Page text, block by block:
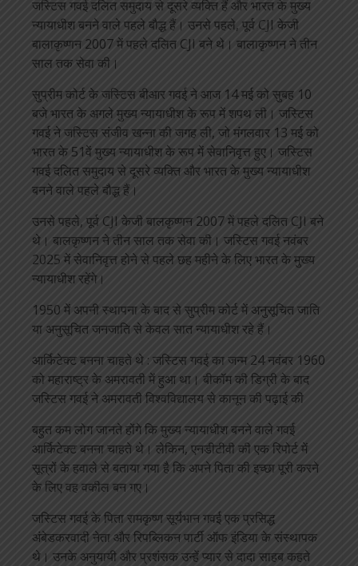
जस्टिस गवई दलित समुदाय से दूसरे व्यक्ति हैं और भारत के मुख्य
न्यायाधीश बनने वाले पहले बौद्ध हैं। उनसे पहले, पूर्व CJI केजी
बालाकृष्णन 2007 में पहले दलित CJI बने थे। बालाकृष्णन ने तीन
साल तक सेवा की।
सुप्रीम कोर्ट के जस्टिस बीआर गवई ने आज 14 मई को सुबह 10
बजे भारत के अगले मुख्य न्यायाधीश के रूप में शपथ ली। जस्टिस
गवई ने जस्टिस संजीव खन्ना की जगह ली, जो मंगलवार 13 मई को
भारत के 51वें मुख्य न्यायाधीश के रूप में सेवानिवृत्त हुए। जस्टिस
गवई दलित समुदाय से दूसरे व्यक्ति और भारत के मुख्य न्यायाधीश
बनने वाले पहले बौद्ध हैं।
उनसे पहले, पूर्व CJI केजी बालकृष्णन 2007 में पहले दलित CJI बने
थे। बालकृष्णन ने तीन साल तक सेवा की। जस्टिस गवई नवंबर
2025 में सेवानिवृत्त होने से पहले छह महीने के लिए भारत के मुख्य
न्यायाधीश रहेंगे।
1950 में अपनी स्थापना के बाद से सुप्रीम कोर्ट में अनुसूचित जाति
या अनुसूचित जनजाति से केवल सात न्यायाधीश रहे हैं।
आर्किटेक्ट बनना चाहते थे : जस्टिस गवई का जन्म 24 नवंबर 1960
को महाराष्ट्र के अमरावती में हुआ था। बीकॉम की डिग्री के बाद
जस्टिस गवई ने अमरावती विश्वविद्यालय से कानून की पढ़ाई की
बहुत कम लोग जानते होंगे कि मुख्य न्यायाधीश बनने वाले गवई
आर्किटेक्ट बनना चाहते थे। लेकिन, एनडीटीवी की एक रिपोर्ट में
सूत्रों के हवाले से बताया गया है कि अपने पिता की इच्छा पूरी करने
के लिए वह वकील बन गए।
जस्टिस गवई के पिता रामकृष्ण सूर्यभान गवई एक प्रसिद्ध
अंबेडकरवादी नेता और रिपब्लिकन पार्टी ऑफ इंडिया के संस्थापक
थे। उनके अनुयायी और प्रशंसक उन्हें प्यार से दादा साहब कहते